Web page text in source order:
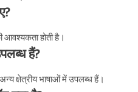
आवश्यकता होती है।
हैं?
क्षेत्रीय भाषाओं में उपलब्ध हैं।